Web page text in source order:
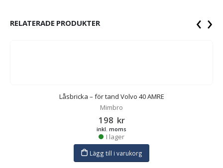
RELATERADE PRODUKTER
Låsbricka – för tand Volvo 40 AMRE
Mimbro
198 kr
inkl. moms
I lager
Lägg till i varukorg
‹ ›